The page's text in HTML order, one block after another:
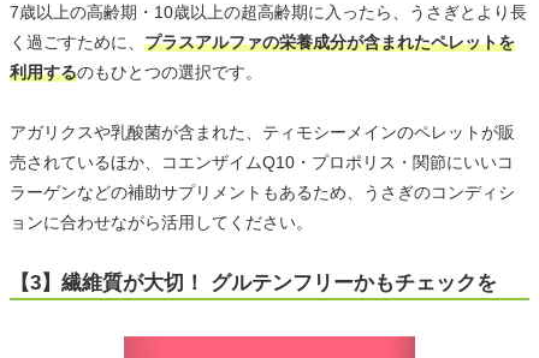
7歳以上の高齢期・10歳以上の超高齢期に入ったら、うさぎとより長
く過ごすために、 プラスアルファの栄養成分が含まれたペレットを
利用するのもひとつの選択です。
アガリクスや乳酸菌が含まれた、ティモシーメインのペレットが販
売されているほか、コエンザイムQ10・プロポリス・関節にいいコ
ラーゲンなどの補助サプリメントもあるため、うさぎのコンディシ
ョンに合わせながら活用してください。
【3】繊維質が大切！ グルテンフリーかもチェックを